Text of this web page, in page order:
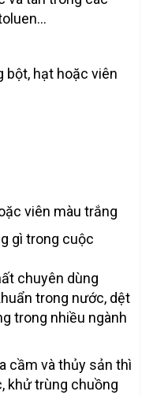
bột, hạt hoặc viên
viên màu trắng
gì trong cuộc
chuyên dùng
trong nước, dệt
trong nhiều ngành
cầm và thủy sản thì
khử trùng chuồng